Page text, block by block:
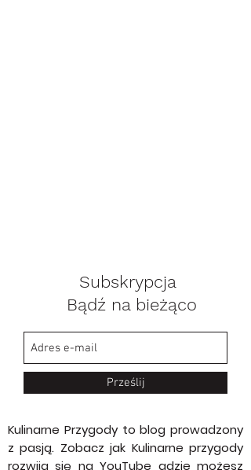
Subskrypcja
Bądź na bieżąco
Kulinarne Przygody to blog prowadzony